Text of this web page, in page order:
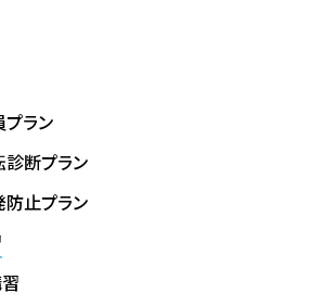
いて
ラン
断プラン
止プラン